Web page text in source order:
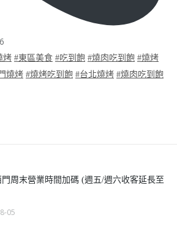
烤 #東區美食 #吃到飽 #燒肉吃到飽 #燒烤
燒烤 #燒烤吃到飽 #台北燒烤 #燒肉吃到飽
門周末營業時間加碼 (週五/週六收客延長至
05